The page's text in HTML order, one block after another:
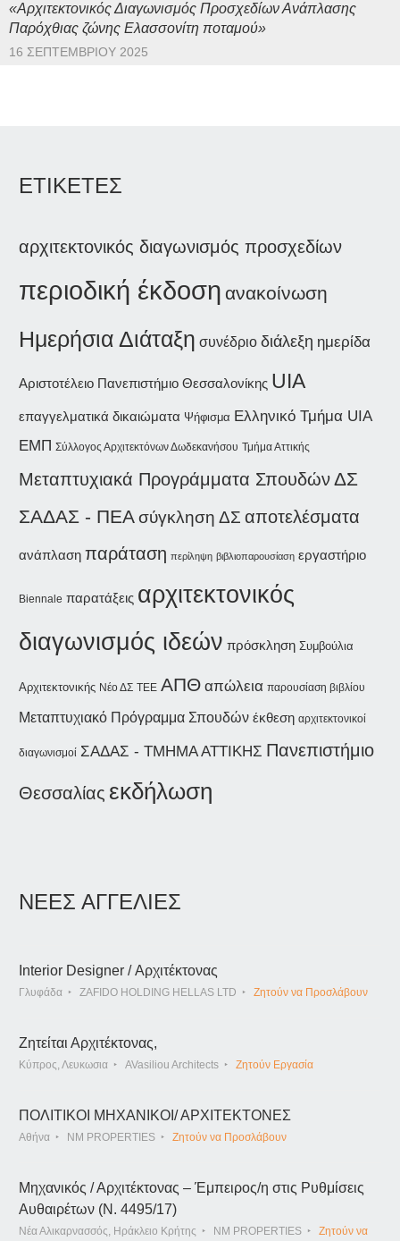
«Αρχιτεκτονικός Διαγωνισμός Προσχεδίων Ανάπλασης
Παρόχθιας ζώνης Ελασσονίτη ποταμού»
16 ΣΕΠΤΕΜΒΡΊΟΥ 2025
ΕΤΙΚΕΤΕΣ
αρχιτεκτονικός διαγωνισμός προσχεδίων
περιοδική έκδοση ανακοίνωση
Ημερήσια Διάταξη συνέδριο διάλεξη ημερίδα
Αριστοτέλειο Πανεπιστήμιο Θεσσαλονίκης UIA
επαγγελματικά δικαιώματα Ψήφισμα Ελληνικό Τμήμα UIA
ΕΜΠ Σύλλογος Αρχιτεκτόνων Δωδεκανήσου Τμήμα Αττικής
Μεταπτυχιακά Προγράμματα ΣπουδώνΔΣ
ΣΑΔΑΣ - ΠΕΑ σύγκληση ΔΣ αποτελέσματα
ανάπλαση παράταση περίληψη βιβλιοπαρουσίαση εργαστήριο
Biennale παρατάξεις αρχιτεκτονικός
διαγωνισμός ιδεών πρόσκληση Συμβούλια
Αρχιτεκτονικής Νέο ΔΣ ΤΕΕ ΑΠΘ απώλεια παρουσίαση βιβλίου
Μεταπτυχιακό Πρόγραμμα Σπουδών έκθεση αρχιτεκτονικοί
διαγωνισμοί ΣΑΔΑΣ - ΤΜΗΜΑ ΑΤΤΙΚΗΣ Πανεπιστήμιο
Θεσσαλίας εκδήλωση
ΝΕΕΣ ΑΓΓΕΛΙΕΣ
Interior Designer / Αρχιτέκτονας
Γλυφάδα ZAFIDO HOLDING HELLAS LTD Ζητούν να Προσλάβουν
Ζητείται Αρχιτέκτονας,
Κύπρος, Λευκωσια AVasiliou Architects Ζητούν Εργασία
ΠΟΛΙΤΙΚΟΙ ΜΗΧΑΝΙΚΟΙ/ ΑΡΧΙΤΕΚΤΟΝΕΣ
Αθήνα NM PROPERTIES Ζητούν να Προσλάβουν
Μηχανικός / Αρχιτέκτονας – Έμπειρος/η στις Ρυθμίσεις
Αυθαιρέτων (Ν. 4495/17)
Νέα Αλικαρνασσός, Ηράκλειο Κρήτης NM PROPERTIES Ζητούν να